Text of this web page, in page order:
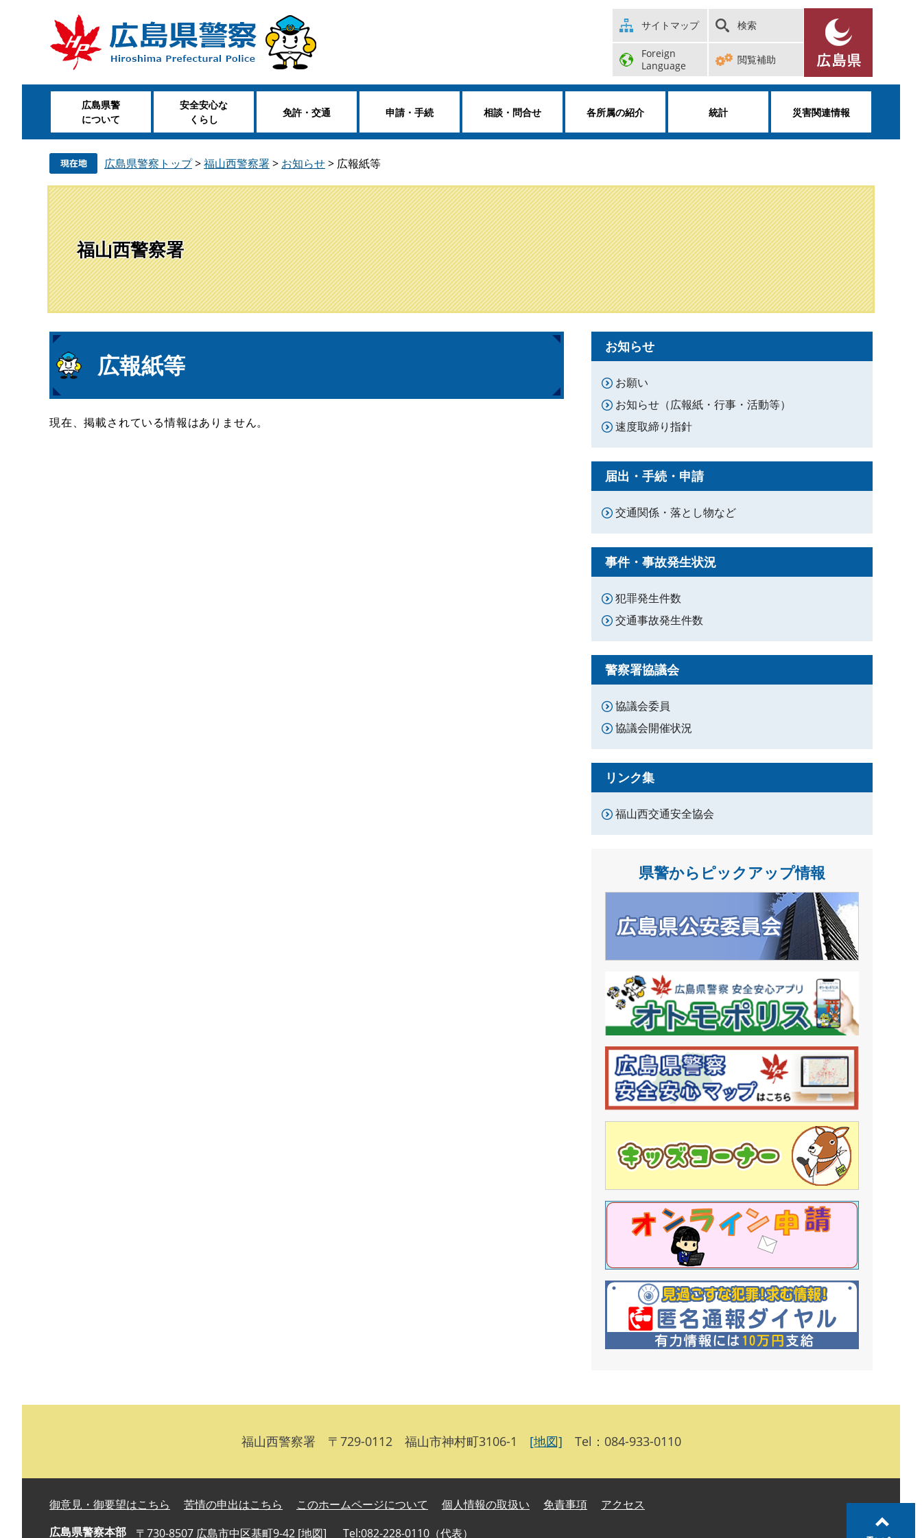
。
て
サイトマップ 検索
Foreign
Language
閲覧補助
広島県警
について
安全安心な
くらし
免許・交通 申請・手続 相談・問合せ 各所属の紹介 統計 災害関連情報
広島県警察トップ>福山西警察署> お知らせ> 広報紙等
福山西警察署
文
広報紙等
現在、掲載されている情報はありません。
お知らせ
お願い
お知らせ（広報紙・行事・活動等）
速度取締り指針
届出・手続・申請
交通関係・落とし物など
事件・事故発生状況
犯罪発生件数
交通事故発生件数
警察署協議会
協議会委員
協議会開催状況
リンク集
福山西交通安全協会
県警からピックアップ情報
福山西警察署 〒729-0112 福山市神村町3106-1 [地図] Tel：084-933-0110
御意見・御要望はこちら 苦情の申出はこちら このホームページについて 個人情報の取扱い 免責事項
アクセス
広島県警察本部
〒730-8507 広島市中区基町9-42 [地図] Tel:082-228-0110（代表）